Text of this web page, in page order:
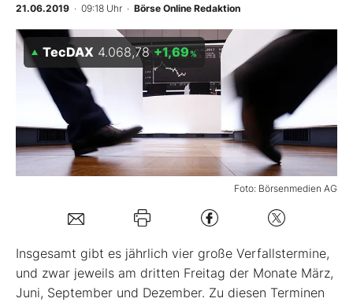
Experten
Mein B:O
Mein Konto
Kontakt
21.06.2019 · 09:18 Uhr · Börse Online Redaktion
Foto: Börsenmedien AG
TecDAX 4.068,78 +1,69 %
Insgesamt gibt es jährlich vier große Verfallstermine,
und zwar jeweils am dritten Freitag der Monate März,
Juni, September und Dezember. Zu diesen Terminen